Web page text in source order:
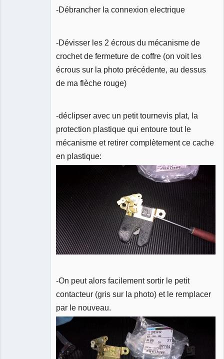
-Débrancher la connexion electrique
-Dévisser les 2 écrous du mécanisme de
crochet de fermeture de coffre (on voit les
écrous sur la photo précédente, au dessus
de ma flèche rouge)
-déclipser avec un petit tournevis plat, la
protection plastique qui entoure tout le
mécanisme et retirer complètement ce cache
en plastique:
-On peut alors facilement sortir le petit
contacteur (gris sur la photo) et le remplacer
par le nouveau.